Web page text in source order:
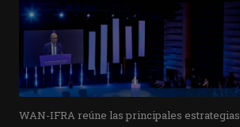
WAN-IFRA reúne las principales estrategias